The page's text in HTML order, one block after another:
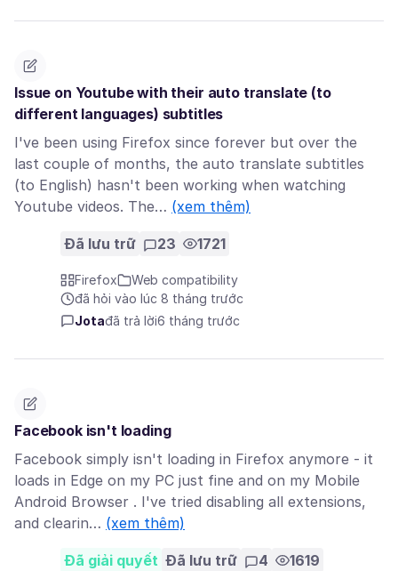
Issue on Youtube with their auto translate (to
different languages) subtitles
I've been using Firefox since forever but over the
last couple of months, the auto translate subtitles
(to English) hasn't been working when watching
Youtube videos. The… (xem thêm)
Đã lưu trữ 23 1721
Firefox
Web compatibility
đã hỏi vào lúc 8 tháng trước
Jotađã trả lời6 tháng trước
Facebook isn't loading
Facebook simply isn't loading in Firefox anymore - it
loads in Edge on my PC just fine and on my Mobile
Android Browser . I've tried disabling all extensions,
and clearin… (xem thêm)
Đã giải quyết Đã lưu trữ 4 1619